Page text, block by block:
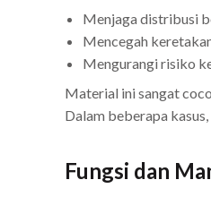
Menjaga distribusi
Mencegah
Mengurangi risiko
Material ini sangat
Dalam beberapa
Fungsi dan